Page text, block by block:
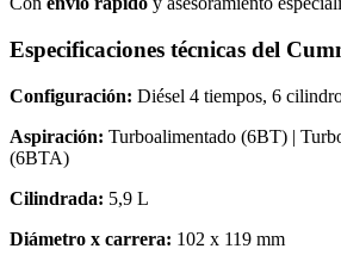
Especificaciones técnicas del
Configuración: Diésel 4 tiempos, 6
Aspiración: Turboalimentado (6BT) |
(6BTA)
Cilindrada: 5,9 L
Diámetro x carrera: 102 x 119 mm